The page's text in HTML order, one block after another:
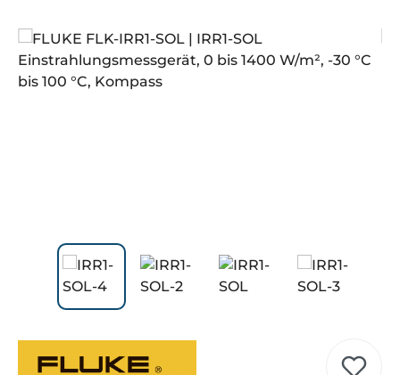
Bildergalerie überspringen